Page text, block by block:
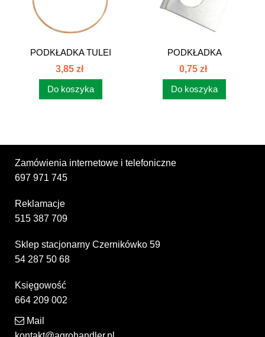
PODKŁADKA TULEI
SILNIKA C-385...
3,85 zł
Do koszyka
PODKŁADKA
ZABEZPIECZAJĄCA
STOPY...
0,75 zł
Do koszyka
Zamówienia internetowe i telefoniczne
697 971 745
Reklamacje
515 387 709
Sklep stacjonarny Czernikówko 59
54 287 50 68
Księgowość
664 209 002
Mail